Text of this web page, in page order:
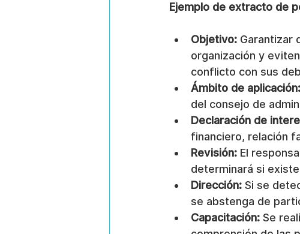
Ejemplo de extracto de
Objetivo: Garantizar
organización y
conflicto con sus
Ámbito de aplicación:
del consejo de
Declaración de
financiero, relación
Revisión: El
determinará si
Dirección: Si se
se abstenga de
Capacitación: Se